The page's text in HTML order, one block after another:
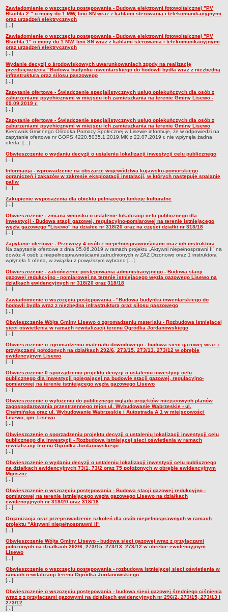
Wpis do RDR w zakresie odbioru odpadów komunalnych
Zbiorniki bezodpływowe oraz przydomowe oczyszczalnie ścieków
Podziały i rozgraniczenia
Zwrot podatku akcyzowego
Drogi i komunikacja
Zagospodarowanie przestrzenne
Pomoc materialna dla uczniów
Dofinansowanie pracodawcom kosztów kształcenia młodocianych
pracowników
Wynajem nieruchomości pod imprezy rozrywkowe
Utylizacja wyrobów azbestowych
Zarządzanie kryzysowe
PETYCJE
Rozpatrzone
Informacja roczna
MAJĄTEK I FINANSE
Majątek gminy
Dług publiczny
Wykaz wydatków
Oferty inwestycyjne
Sprzedaż i dzierżawa nieruchomości
PRAWO LOKALNE
Statut
Opłaty i podatki
Programy i zamierzenia
Plany
Studium uwarunkowań i kierunków zagospodarowania
przestrzennego Gminy Lisewo
ZAMÓWIENIA PUBLICZNE
Przetargi
Przetargi archiwum
JEDNOSTKI GMINNE
Sołectwa
Terminarz zebrań wiejskich
WYBORY
Wybory uzupełniające do Rady Gminy Lisewo - 2020
Prezydent RP 12.07.2020 r.
Prezydent RP 2020
Zawiadomienie o wszczęciu postępowania - Budowa elektrowni fotowoltaicznej "PV
Błachta 2 " o mocy do 1 MW, linii SN wraz z kablami sterowania i telekomunikacyjnymi
oraz urządzeń elektrycznych
[...]
Zawiadomienie o wszczęciu postępowania - Budowa elektrowni fotowoltaicznej "PV
Błachta 1" o mocy do 1 MW, linii SN wraz z kablami sterowania i telekomunikacyjnymi
oraz urządzeń elektrycznych
[...]
Wydanie decyzji o środowiskowych uwarunkowaniach zgody na realizację
przedsięwzięcia "Budowa budynku inwentarskiego do hodowli bydła wraz z niezbędną
infrastrukturą oraz silosu paszowego
[...]
Zapytanie ofertowe - Świadczenie specjalistycznych usług opiekuńczych dla osób z
zaburzeniami psychicznymi w miejscu ich zamieszkania na terenie Gminy Lisewo -
09.09.2019 r.
[...]
Zapytanie ofertowe - Świadczenie specjalistycznych usług opiekuńczych dla osób z
zaburzeniami psychicznymi w miejscu ich zamieszkania na terenie Gminy Lisewo
Kierownik Gminnego Ośrodka Pomocy Społecznej w Lisewie informuje, że w odpowiedzi na
zapytanie ofertowe nr GOPS.4220.5035.1.2019.MK z 22.07.2019 r. nie wpłynęła żadna
oferta. [...]
Obwieszczenie o wydaniu decyzji o ustaleniu lokalizacji inwestycji celu publicznego
[...]
Informacja - wprowadzenie na obszarze województwa kujawsko-pomorskiego
ograniczeń i zakazów w zakresie eksploatacji instalacji, w których następuje spalanie
paliw
[...]
Zakupienie wyposażenia dla obiektu pełniącego funkcje kulturalne
[...]
Obwieszczenie - zmiana wniosku o ustalenie lokalizacji celu publicznego dla
inwestycji - Budowa stacji gazowej, regulacyjno-pomiarowej na terenie istniejącego
węzła gazowego "Lisewo" na działce nr 318/20 oraz na części działki nr 318/18
[...]
Zapytanie ofertowe - Przewozy 4 osób z niepełnosprawnościami oraz ich instruktora
Na zapytanie ofertowe z dnia 05.06.2019 w ramach projektu „Aktywni niepełnosprawni II” na
dowóz 4 osób z niepełnosprawnościami zatrudnionych w ZAZ Drzonowo oraz 1 instruktora
wpłynęła 1 oferta, w związku z powyższym wybrano [...]
Obwieszczenie - zakończenie postępowania administracyjnego - Budowa stacji
gazowej redukcyjno - pomiarowej na terenie istniejącego węzła gazowego Lisewo na
działkach ewidencyjnych nr 318/20 oraz 318/18
[...]
Zawiadomienie o wszczęciu postępowania - "Budowa budynku inwentarskiego do
hodowli bydła wraz z niezbędną infrastrukturą oraz silosu paszowego
[...]
Obwieszczenie Wójta Gminy Lisewo o zgromadzeniu materiału - Rozbudowa istniejącej
sieci oświetlenia w ramach rewitalizacji terenu Ogródka Jordanowskiego
[...]
Obwieszczenie o zgromadzeniu materiału dowodowego - budowa sieci gazowej wraz z
przyłączami położonych na działkach 292/6, 273/15, 273/13, 273/12 w obrębie
ewidencyjnym Lisewo
[...]
Obwieszczenie 0 sporządzeniu projektu decyzji o ustaleniu inwestycji celu
publicznego dla inwestycji polegającej na budowie stacji gazowej, regulacyjno-
pomiarowej na terenie istniejącego węzła gazowego Lisewo
[...]
Obwieszczenie o wyłożeniu do publicznego wglądu projektów miejscowych planów
zagospodarowania przestrzennego rejon ul. Wybudowanie Wąbrzeskie - ul.
Chełmińska oraz ul. Wybudowanie Wąbrzeskie i Autostrada A 1 w miejscowości
Lisewo, gm. Lisewo
[...]
Obwieszczenie o sporządzeniu projektu decyzji o ustaleniu lokalizacji inwestycji celu
publicznego dla inwestycji - Rozbudowa istniejącej sieci oświetlenia w ramach
rewitalizacji terenu Ogródka Jordanowskiego
[...]
Obwieszczenie o wydaniu decyzji o ustaleniu lokalizacji inwestycji celu publicznego
na działkach ewidencyjnych 73/1, 73/2 oraz 75 położonych w obrębie ewidencyjnym
Mgoszcz
[...]
Obwieszczenie o wszczęciu postępowania - Budowa stacji gazowej redukcyjno -
pomiarowej na terenie istniejącego węzła gazowego Lisewo na działkach
ewidencyjnych nr 318/20 oraz 318/18
[...]
Organizacja oraz przeprowadzenie szkoleń dla osób niepełnosprawnych w ramach
projektu "Aktywni niepełnosprawni II"
[...]
Obwieszczenie Wójta Gminy Lisewo - budowa sieci gazowej wraz z przyłączami
położonych na działkach 292/6, 273/15, 273/13, 273/12 w obrębie ewidencyjnym
Lisewo
[...]
Obwieszczenie o wszczęciu postępowania - rozbudowa istniejącej sieci oświetlenia w
ramach rewitalizacji terenu Ogródka Jordanowskiego
[...]
Obwieszczenie o wszczęciu postępowania - budowa sieci gazowej średniego ciśnienia
wraz z z przyłączami gazowymi na działkach ewidencyjnych nr 296/2, 273/15, 273/13 i
273/12
[...]